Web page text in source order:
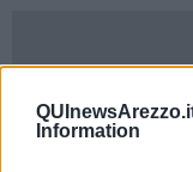
Information
TERRANUOVA